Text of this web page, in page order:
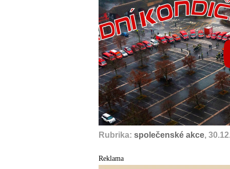
Rubrika: společenské akce,
Reklama